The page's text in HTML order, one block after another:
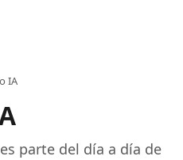
IA
parte del día a día de